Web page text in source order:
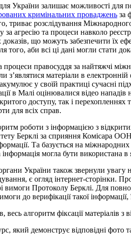
України залишає можливості
кримінальних проваджень за
триває розслідування
за агресію та процеси навколо
що можуть забезпечити їх
аби всі ці дані могли стати
процеси правосуддя за найтяжчі
з’являтися матеріали в
у своїй практиці сучасні
в Малі оцінювалися відео
доступу, так і
для всіх справ.
роботи з інформацією з
Берклі за сприяння Комісара
Та базується на
могла бути
України також звернули
є огляд інтернет-сторінки.
вимоги Протоколу Берклі. Для
до верифікації такої
алгоритм фіксації матеріалів
який демонструє відповідні фото